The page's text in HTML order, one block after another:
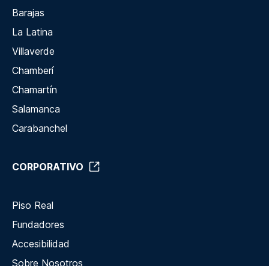
Barajas
La Latina
Villaverde
Chamberí
Chamartín
Salamanca
Carabanchel
CORPORATIVO
Piso Real
Fundadores
Accesibilidad
Sobre Nosotros